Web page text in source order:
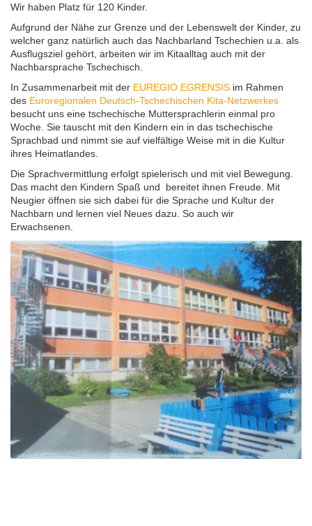
Aktionstage 2025
Aktionstage 2024
Tag der Nachbarsprachen 2023
Wir haben Platz für 120 Kinder.
Aufgrund der Nähe zur Grenze und der Lebenswelt der Kinder, zu
welcher ganz natürlich auch das Nachbarland Tschechien u.a. als
Ausflugsziel gehört, arbeiten wir im Kitaalltag auch mit der
Nachbarsprache Tschechisch.
In Zusammenarbeit mit der EUREGIO EGRENSIS im Rahmen
des Euroregionalen Deutsch-Tschechischen Kita-Netzwerkes
besucht uns eine tschechische Muttersprachlerin einmal pro
Woche. Sie tauscht mit den Kindern ein in das tschechische
Sprachbad und nimmt sie auf vielfältige Weise mit in die Kultur
ihres Heimatlandes.
Die Sprachvermittlung erfolgt spielerisch und mit viel Bewegung.
Das macht den Kindern Spaß und bereitet ihnen Freude. Mit
Neugier öffnen sie sich dabei für die Sprache und Kultur der
Nachbarn und lernen viel Neues dazu. So auch wir
Erwachsenen.